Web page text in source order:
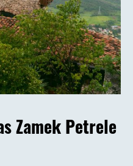
Zamek Petrele